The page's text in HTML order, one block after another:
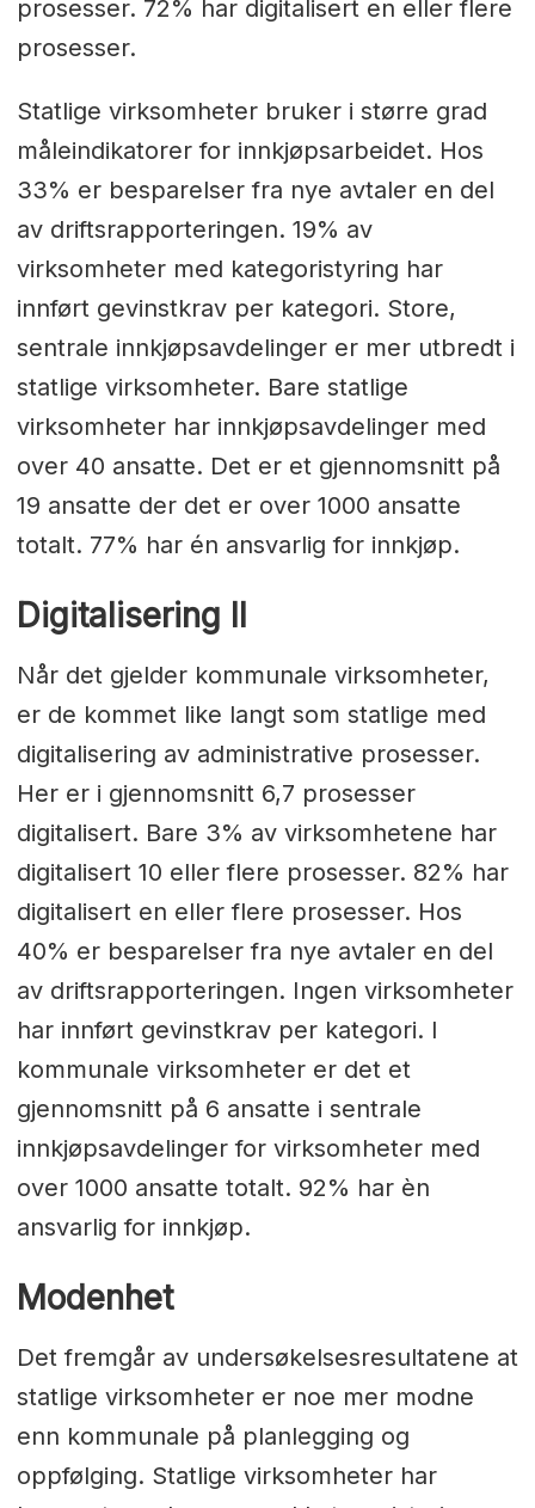
prosesser. 72% har digitalisert en eller flere
prosesser.
Statlige virksomheter bruker i større grad
måleindikatorer for innkjøpsarbeidet. Hos
33% er besparelser fra nye avtaler en del
av driftsrapporteringen. 19% av
virksomheter med kategoristyring har
innført gevinstkrav per kategori. Store,
sentrale innkjøpsavdelinger er mer utbredt i
statlige virksomheter. Bare statlige
virksomheter har innkjøpsavdelinger med
over 40 ansatte. Det er et gjennomsnitt på
19 ansatte der det er over 1000 ansatte
totalt. 77% har én ansvarlig for innkjøp.
Digitalisering II
Når det gjelder kommunale virksomheter,
er de kommet like langt som statlige med
digitalisering av administrative prosesser.
Her er i gjennomsnitt 6,7 prosesser
digitalisert. Bare 3% av virksomhetene har
digitalisert 10 eller flere prosesser. 82% har
digitalisert en eller flere prosesser. Hos
40% er besparelser fra nye avtaler en del
av driftsrapporteringen. Ingen virksomheter
har innført gevinstkrav per kategori. I
kommunale virksomheter er det et
gjennomsnitt på 6 ansatte i sentrale
innkjøpsavdelinger for virksomheter med
over 1000 ansatte totalt. 92% har èn
ansvarlig for innkjøp.
Modenhet
Det fremgår av undersøkelsesresultatene at
statlige virksomheter er noe mer modne
enn kommunale på planlegging og
oppfølging. Statlige virksomheter har